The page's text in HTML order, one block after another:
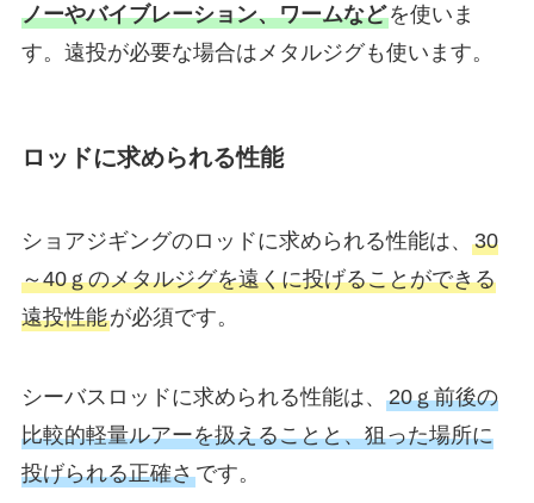
ノーやバイブレーション、ワームなどを使いま
す。遠投が必要な場合はメタルジグも使います。
ロッドに求められる性能
ショアジギングのロッドに求められる性能は、 30
～40ｇのメタルジグを遠くに投げることができる
遠投性能が必須です。
シーバスロッドに求められる性能は、 20ｇ前後の
比較的軽量ルアーを扱えることと、狙った場所に
投げられる正確さです。